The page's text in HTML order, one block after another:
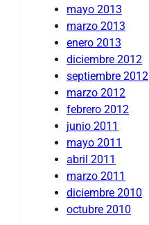
mayo 2013
marzo 2013
enero 2013
diciembre 2012
septiembre 2012
marzo 2012
febrero 2012
junio 2011
mayo 2011
abril 2011
marzo 2011
diciembre 2010
octubre 2010